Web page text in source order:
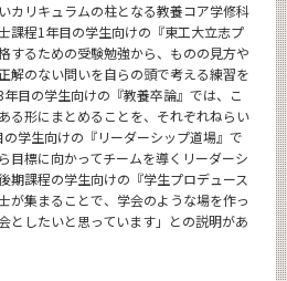
カリキュラムの柱となる教養コア学修科
課程1年目の学生向けの『東工大立志プ
するための受験勉強から、ものの見方や
解のない問いを自らの頭で考える練習を
目の学生向けの『教養卒論』では、こ
る形にまとめることを、それぞれねらい
学生向けの『リーダーシップ道場』で
目標に向かってチームを導くリーダーシ
期課程の学生向けの『学生プロデュース
が集まることで、学会のような場を作っ
としたいと思っています」との説明があ